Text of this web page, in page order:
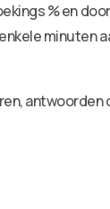
% en
minuten
antwoorden